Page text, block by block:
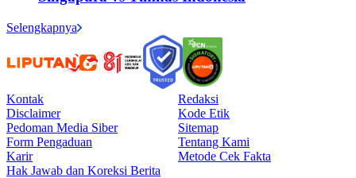
Selengkapnya
Kontak
Redaksi
Disclaimer
Kode Etik
Pedoman Media Siber
Sitemap
Form Pengaduan
Tentang Kami
Karir
Metode Cek Fakta
Hak Jawab dan Koreksi Berita